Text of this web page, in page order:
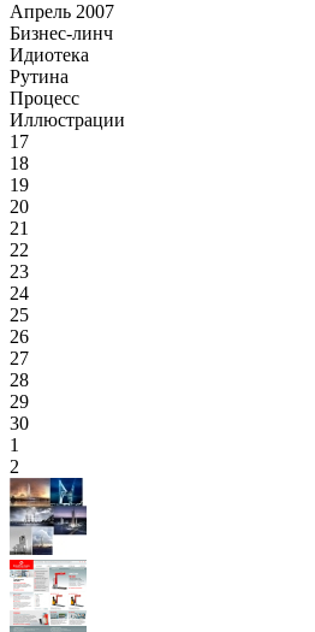
Апрель 2007
Бизнес-линч
Идиотека
Рутина
Процесс
Иллюстрации
17
18
19
20
21
22
23
24
25
26
27
28
29
30
1
2